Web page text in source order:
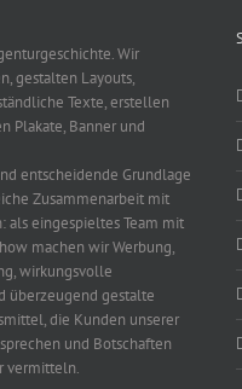
Wir
gestalten Layouts,
Texte, erstellen
Plakate, Banner und
entscheidende Grundlage
Zusammenarbeit mit
als eingespieltes Team mit
machen wir Werbung,
wirkungsvolle
überzeugend gestalte
die Kunden unserer
und Botschaften
vermitteln.